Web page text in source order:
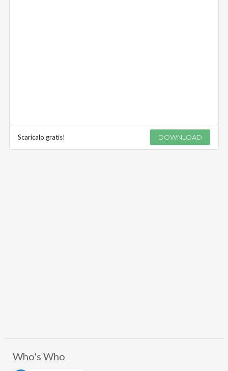
Scaricalo gratis! DOWNLOAD
Who's Who